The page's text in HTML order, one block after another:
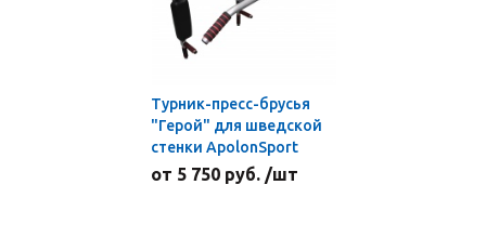
Турник-пресс-брусья
"Герой" для шведской
стенки ApolonSport
от 5 750 руб. /шт